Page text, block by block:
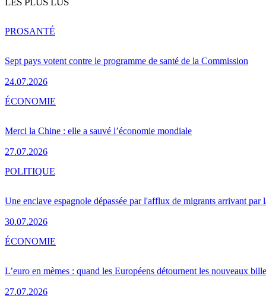
LES PLUS LUS
Sept pays votent contre le programme de santé de la Commission
24.07.2026
PROSANTÉ
Merci la Chine : elle a sauvé l’économie mondiale
27.07.2026
ÉCONOMIE
Une enclave espagnole dépassée par l'afflux de migrants arrivant par
30.07.2026
POLITIQUE
L’euro en mèmes : quand les Européens détournent les nouveaux
27.07.2026
ÉCONOMIE